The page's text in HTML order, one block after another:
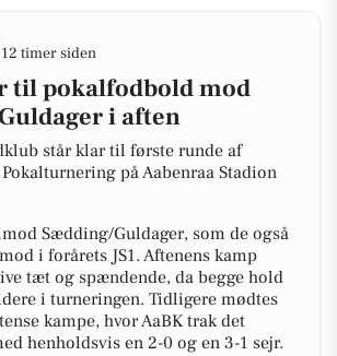
12 timer siden
til pokalfodbold mod
i aften
står klar til første runde af
på Aabenraa Stadion
Sædding/Guldager, som de også
i forårets JS1. Aftenens kamp
tæt og spændende, da begge hold
i turneringen. Tidligere mødtes
kampe, hvor AaBK trak det
henholdsvis en 2-0 og en 3-1 sejr.